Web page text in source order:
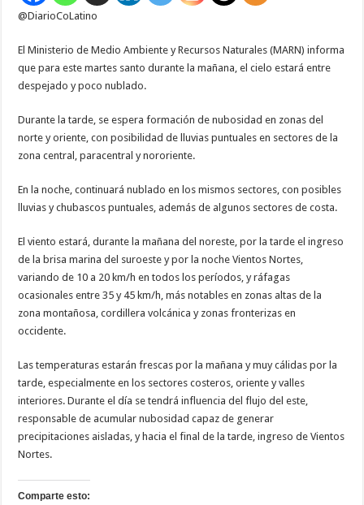
@DiarioCoLatino
El Ministerio de Medio Ambiente y Recursos Naturales (MARN) informa
que para este martes santo durante la mañana, el cielo estará entre
despejado y poco nublado.
Durante la tarde, se espera formación de nubosidad en zonas del
norte y oriente, con posibilidad de lluvias puntuales en sectores de la
zona central, paracentral y nororiente.
En la noche, continuará nublado en los mismos sectores, con posibles
lluvias y chubascos puntuales, además de algunos sectores de costa.
El viento estará, durante la mañana del noreste, por la tarde el ingreso
de la brisa marina del suroeste y por la noche Vientos Nortes,
variando de 10 a 20 km/h en todos los períodos, y ráfagas
ocasionales entre 35 y 45 km/h, más notables en zonas altas de la
zona montañosa, cordillera volcánica y zonas fronterizas en
occidente.
Las temperaturas estarán frescas por la mañana y muy cálidas por la
tarde, especialmente en los sectores costeros, oriente y valles
interiores. Durante el día se tendrá influencia del flujo del este,
responsable de acumular nubosidad capaz de generar
precipitaciones aisladas, y hacia el final de la tarde, ingreso de Vientos
Nortes.
Comparte esto: